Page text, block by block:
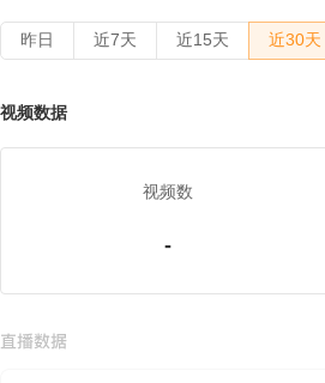
昨日 近7天 近15天 近30天
视频数据
视频数
-